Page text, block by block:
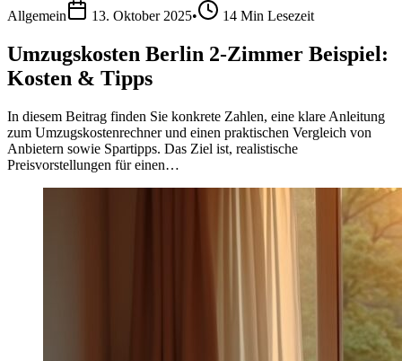
Allgemein
13. Oktober 2025• 14 Min Lesezeit
Umzugskosten Berlin 2-Zimmer Beispiel:
Kosten & Tipps
In diesem Beitrag finden Sie konkrete Zahlen, eine klare Anleitung
zum Umzugskostenrechner und einen praktischen Vergleich von
Anbietern sowie Spartipps. Das Ziel ist, realistische
Preisvorstellungen für einen…